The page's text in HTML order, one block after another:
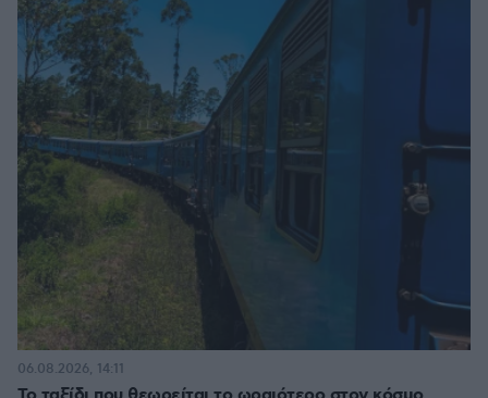
06.08.2026, 14:11